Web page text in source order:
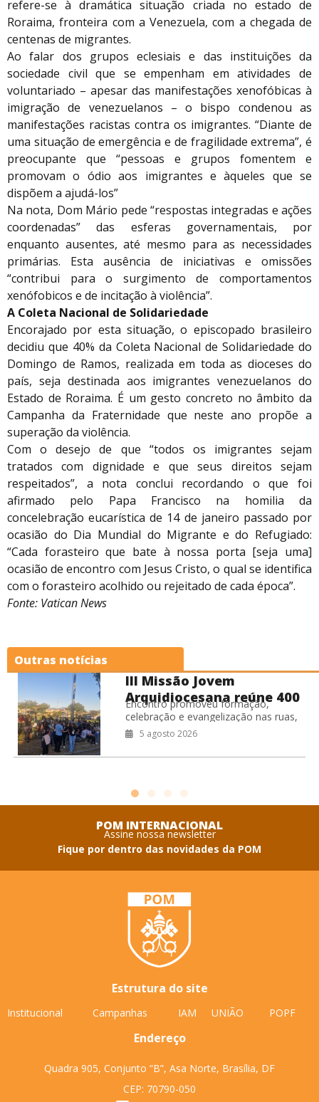
refere-se à dramática situação criada no estado de
Roraima, fronteira com a Venezuela, com a chegada de
centenas de migrantes.
Ao falar dos grupos eclesiais e das instituições da
sociedade civil que se empenham em atividades de
voluntariado – apesar das manifestações xenofóbicas à
imigração de venezuelanos – o bispo condenou as
manifestações racistas contra os imigrantes. “Diante de
uma situação de emergência e de fragilidade extrema”, é
preocupante que “pessoas e grupos fomentem e
promovam o ódio aos imigrantes e àqueles que se
dispõem a ajudá-los”
Na nota, Dom Mário pede “respostas integradas e ações
coordenadas” das esferas governamentais, por
enquanto ausentes, até mesmo para as necessidades
primárias. Esta ausência de iniciativas e omissões
“contribui para o surgimento de comportamentos
xenófobicos e de incitação à violência”.
A Coleta Nacional de Solidariedade
Encorajado por esta situação, o episcopado brasileiro
decidiu que 40% da Coleta Nacional de Solidariedade do
Domingo de Ramos, realizada em toda as dioceses do
país, seja destinada aos imigrantes venezuelanos do
Estado de Roraima. É um gesto concreto no âmbito da
Campanha da Fraternidade que neste ano propõe a
superação da violência.
Com o desejo de que “todos os imigrantes sejam
tratados com dignidade e que seus direitos sejam
respeitados”, a nota conclui recordando o que foi
afirmado pelo Papa Francisco na homilia da
concelebração eucarística de 14 de janeiro passado por
ocasião do Dia Mundial do Migrante e do Refugiado:
“Cada forasteiro que bate à nossa porta [seja uma]
ocasião de encontro com Jesus Cristo, o qual se identifica
com o forasteiro acolhido ou rejeitado de cada época”.
Fonte: Vatican News
Outras notícias
III Missão Jovem
Arquidiocesana reúne 400
jovens no RJ
Encontro promoveu formação,
celebração e evangelização nas ruas,
fortalecendo o compromisso missionário
da juventude da Arquidiocese de São
Sebastião do Rio de Janeiro.
5 agosto 2026
POM INTERNACIONAL
Assine nossa newsletter
Fique por dentro das novidades da POM
Estrutura do site
Institucional Campanhas IAM UNIÃO POPF
Endereço
Quadra 905, Conjunto “B”, Asa Norte, Brasília, DF
CEP: 70790-050